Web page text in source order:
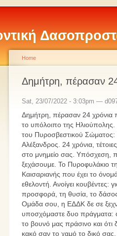
Home
Δημήτρη, πέρασαν
Sat, 23/07/2022 - 3:03pm —
Δημήτρη, πέρασαν 24 χρόνια
το υπόλοιπο της Ηλιούπολης.
του Πυροσβεστικού Σώματος:
Αλέξανδρος. 24 χρόνια,
στο μνημείο σας. Υπόσχεση,
ξεχάσουμε. Το Πυροφυλάκιο
Καισαριανής που έχει το
εθελοντή. Ανοίγει κουβέντες:
προσφορά, τη θυσία, το
Ομάδα σου, η ΕΔΔΚ δε σε
υποσχόμαστε δυο πράγματα:
το βουνό μας πράσινο και ότι
κακό σαν το χαμό το δικό